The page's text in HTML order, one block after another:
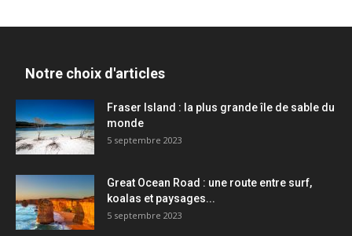
Notre choix d'articles
Fraser Island : la plus grande île de sable du
monde
5 septembre 2023
Great Ocean Road : une route entre surf,
koalas et paysages...
5 septembre 2023